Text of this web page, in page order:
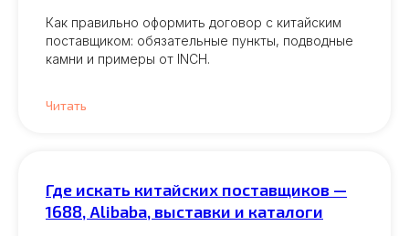
Как правильно оформить договор с китайским
поставщиком: обязательные пункты, подводные
камни и примеры от INCH.
Читать
Где искать китайских поставщиков —
1688, Alibaba, выставки и каталоги